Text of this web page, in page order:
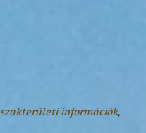
szakterületi információk,